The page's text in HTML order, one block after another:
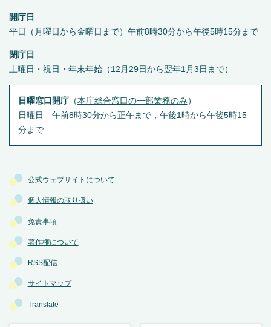
公式ウェブサイトについて
個人情報の取り扱い
免責事項
著作権について
RSS配信
サイトマップ
Translate
開庁日
平日（月曜日から金曜日まで）午前8時30分から午後5時15分まで
閉庁日
土曜日・祝日・年末年始（12月29日から翌年1月3日まで）
日曜窓口開庁（本庁総合窓口の一部業務のみ ）
日曜日 午前8時30分から正午まで，午後1時から午後5時15
分まで